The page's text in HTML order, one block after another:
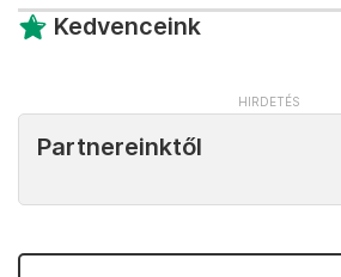
Kedvenceink
Partnereinktől